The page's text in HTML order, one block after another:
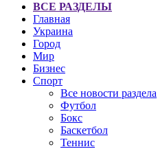
ВСЕ РАЗДЕЛЫ
Главная
Украина
Город
Мир
Бизнес
Спорт
Все новости раздела
Футбол
Бокс
Баскетбол
Теннис